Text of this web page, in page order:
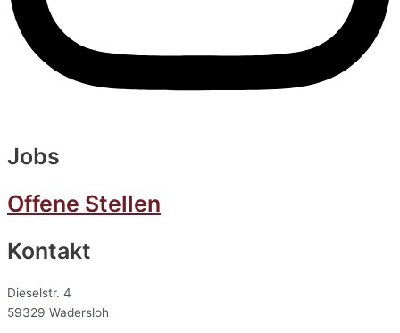
Jobs
Offene Stellen
Kontakt
Dieselstr. 4
59329 Wadersloh